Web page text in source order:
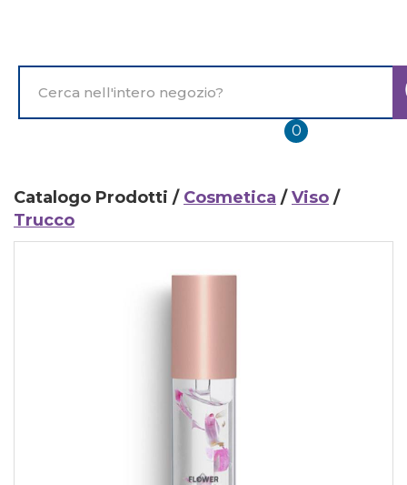
principale
Prodotto
0prodotti
inseriti
Catalogo Prodotti / Cosmetica /Viso /
Trucco